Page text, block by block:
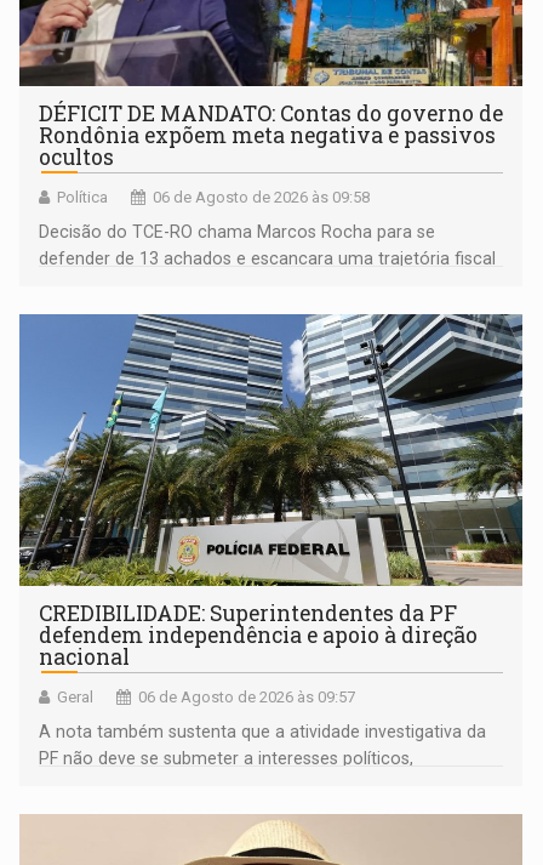
DÉFICIT DE MANDATO: Contas do governo de
Rondônia expõem meta negativa e passivos
ocultos
Política 06 de Agosto de 2026 às 09:58
Decisão do TCE-RO chama Marcos Rocha para se
defender de 13 achados e escancara uma trajetória fiscal
mandato
CREDIBILIDADE: Superintendentes da PF
defendem independência e apoio à direção
nacional
Geral 06 de Agosto de 2026 às 09:57
A nota também sustenta que a atividade investigativa da
PF não deve se submeter a interesses políticos,